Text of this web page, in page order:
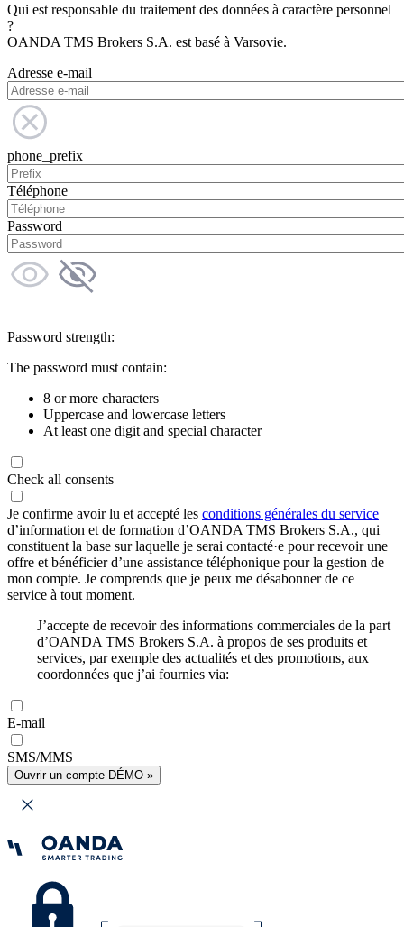
Qui est responsable du traitement des données à caractère personnel
?
OANDA TMS Brokers S.A. est basé à Varsovie.
Adresse e-mail
phone_prefix
Téléphone
Password
Password strength:
The password must contain:
8 or more characters
Uppercase and lowercase letters
At least one digit and special character
Check all consents
Je confirme avoir lu et accepté les conditions générales du service
d’information et de formation d’OANDA TMS Brokers S.A., qui
constituent la base sur laquelle je serai contacté·e pour recevoir une
offre et bénéficier d’une assistance téléphonique pour la gestion de
mon compte. Je comprends que je peux me désabonner de ce
service à tout moment.
J’accepte de recevoir des informations commerciales de la part
d’OANDA TMS Brokers S.A. à propos de ses produits et
services, par exemple des actualités et des promotions, aux
coordonnées que j’ai fournies via:
E-mail
SMS/MMS
Ouvrir un compte DÉMO »